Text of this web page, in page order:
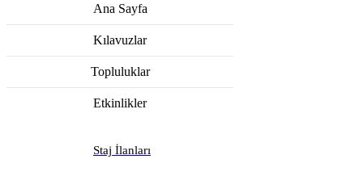
Ana Sayfa
Kılavuzlar
Topluluklar
Etkinlikler
Staj İlanları